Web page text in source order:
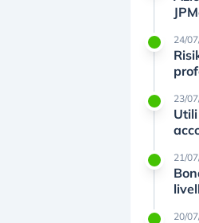
24/
23/
21/
20/